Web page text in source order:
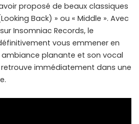
proposé de beaux classiques
Back) » ou « Middle ». Avec
Insomniac Records, le
vous emmener en
planante et son vocal
immédiatement dans une